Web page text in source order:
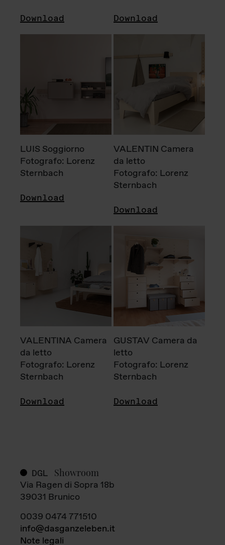
Download Download
LUIS Soggiorno
Fotografo: Lorenz
Sternbach
Download
VALENTIN Camera
da letto
Fotografo: Lorenz
Sternbach
Download
VALENTINA Camera
da letto
Fotografo: Lorenz
Sternbach
Download
GUSTAV Camera da
letto
Fotografo: Lorenz
Sternbach
Download
DGL Showroom
Via Ragen di Sopra 18b
39031 Brunico
0039 0474 771510
info@dasganzeleben.it
Note legali